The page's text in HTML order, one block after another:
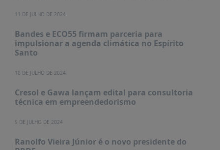
NOTÍCIAS
PRÊMIO
ABDE-
BID
ABDE
JORNALISMO
+
CONTATO
11 DE JULHO DE 2024
Bandes e ECO55 firmam parceria para
impulsionar a agenda climática no Espírito
Santo
10 DE JULHO DE 2024
Cresol e Gawa lançam edital para consultoria
técnica em empreendedorismo
9 DE JULHO DE 2024
Ranolfo Vieira Júnior é o novo presidente do